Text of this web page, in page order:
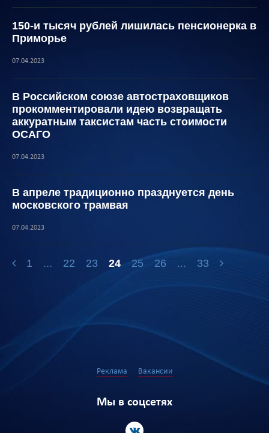
150-и тысяч рублей лишилась пенсионерка в
Приморье
07.04.2023
В Российском союзе автостраховщиков
прокомментировали идею возвращать
аккуратным таксистам часть стоимости
ОСАГО
07.04.2023
В апреле традиционно празднуется день
московского трамвая
07.04.2023
1 ... 22 23 24 25 26 ... 33
Реклама Вакансии
Мы в соцсетях